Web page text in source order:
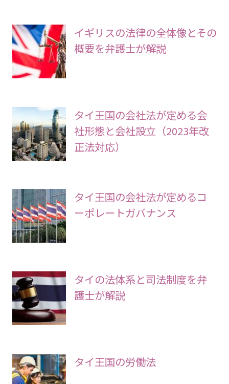
イギリスの法律の全体像とその
概要を弁護士が解説
タイ王国の会社法が定める会
社形態と会社設立（2023年改
正法対応）
タイ王国の会社法が定めるコ
ーポレートガバナンス
タイの法体系と司法制度を弁
護士が解説
タイ王国の労働法